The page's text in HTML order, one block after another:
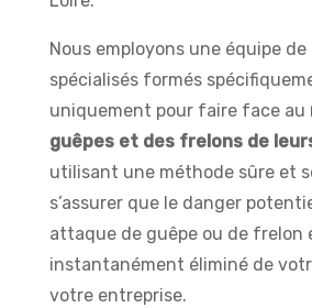
Nous employons une équipe
spécialisés formés
uniquement pour faire face au
guêpes et des frelons de
utilisant une méthode sûre et
s’assurer que le danger
attaque de guêpe ou de frelon
instantanément éliminé de
votre entreprise.